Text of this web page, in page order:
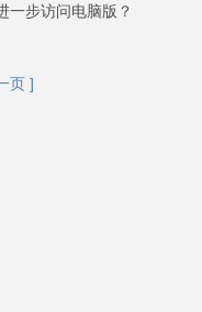
一步访问电脑版？
页 ]